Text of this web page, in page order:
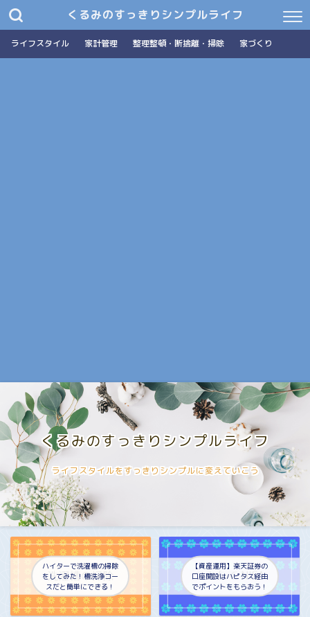
くるみのすっきりシンプルライフ
ライフスタイル 家計管理 整理整頓・断捨離・掃除 家づくり
くるみのすっきりシンプルライフ
ライフスタイルをすっきりシンプルに変えていこう
ハイターで洗濯槽の掃除
をしてみた！槽洗浄コー
スだと簡単にできる！
【資産運用】楽天証券の
口座開設はハピタス経由
でポイントをもらおう！